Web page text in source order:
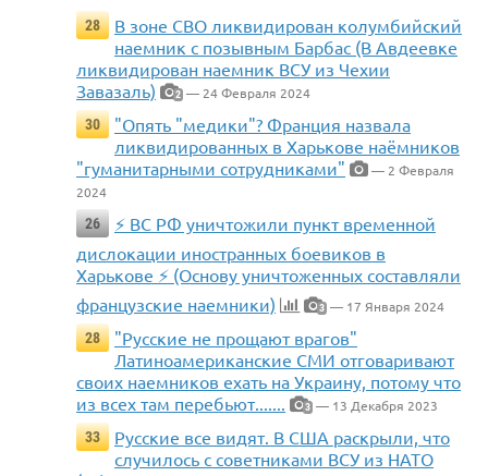
28
В зоне СВО ликвидирован колумбийский
наемник с позывным Барбас (В Авдеевке
ликвидирован наемник ВСУ из Чехии
Завазаль)
2 — 24 Февраля 2024
30
"Опять "медики"? Франция назвала
ликвидированных в Харькове наёмников
"гуманитарными сотрудниками"
— 2 Февраля
2024
26
⚡️ ВС РФ уничтожили пункт временной
дислокации иностранных боевиков в
Харькове ⚡️ (Основу уничтоженных составляли
французские наемники)
3 — 17 Января 2024
28
"Русские не прощают врагов"
Латиноамериканские СМИ отговаривают
своих наемников ехать на Украину, потому что
из всех там перебьют.......
3 — 13 Декабря 2023
33
Русские все видят. В США раскрыли, что
случилось с советниками ВСУ из НАТО